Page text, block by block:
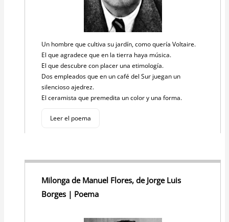
Un hombre que cultiva su jardín, como quería Voltaire.
El que agradece que en la tierra haya música.
El que descubre con placer una etimología.
Dos empleados que en un café del Sur juegan un
silencioso ajedrez.
El ceramista que premedita un color y una forma.
Leer el poema
Milonga de Manuel Flores, de Jorge Luis
Borges | Poema